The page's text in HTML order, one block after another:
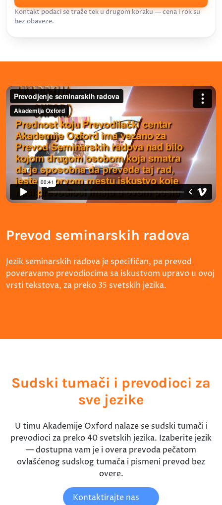
Kontakt podaci se traže tek u drugom koraku — cena i rok su
bez obaveze.
Prevod seminarskih radova
Jezik seminarskih radova je specifičan, pa prevod
poveravamo prevodiocima sa iskustvom upravo u ovoj
vrsti tekstova, za preko 35 svetskih jezika.
Sudski tumači i prevodioci za
sve jezike
U timu Akademije Oxford nalaze se sudski tumači i
prevodioci za preko 40 svetskih jezika. Izaberite jezik
— dostupna vam je i overa prevoda pečatom
ovlašćenog sudskog tumača i pismeni prevod bez
overe.
Kontaktirajte nas